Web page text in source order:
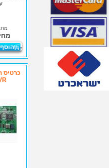
₪179.00
מנוע לדלת מתרוממת 1000N
PALUP